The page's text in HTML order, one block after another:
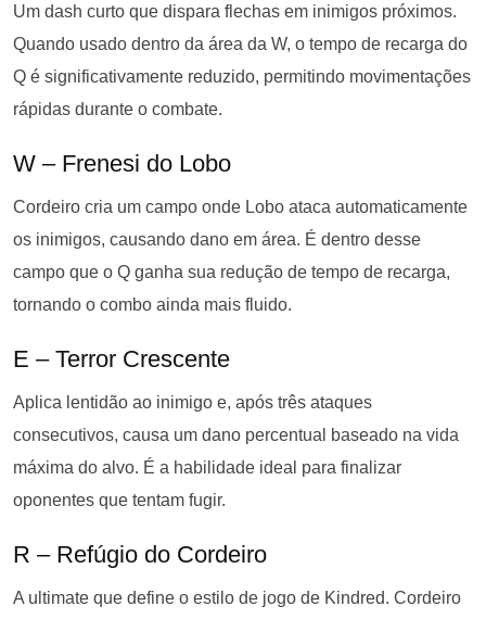
Um dash curto que dispara flechas em inimigos próximos.
Quando usado dentro da área da W, o tempo de recarga do
Q é significativamente reduzido, permitindo movimentações
rápidas durante o combate.
W – Frenesi do Lobo
Cordeiro cria um campo onde Lobo ataca automaticamente
os inimigos, causando dano em área. É dentro desse
campo que o Q ganha sua redução de tempo de recarga,
tornando o combo ainda mais fluido.
E – Terror Crescente
Aplica lentidão ao inimigo e, após três ataques
consecutivos, causa um dano percentual baseado na vida
máxima do alvo. É a habilidade ideal para finalizar
oponentes que tentam fugir.
R – Refúgio do Cordeiro
A ultimate que define o estilo de jogo de Kindred. Cordeiro